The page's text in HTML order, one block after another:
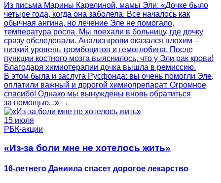
Из письма Марины Карелиной, мамы Эли: «Дочке было
четыре года, когда она заболела. Все началось как
обычная ангина, но лечение Эле не помогало,
температура росла. Мы поехали в больницу, где дочку
сразу обследовали. Анализ крови оказался плохим –
низкий уровень тромбоцитов и гемоглобина. После
пункции костного мозга выяснилось, что у Эли рак крови!
Благодаря химиотерапии дочка вышла в ремиссию.
В этом была и заслуга Русфонда: вы очень помогли Эле,
оплатили важный и дорогой химиопрепарат. Огромное
спасибо! Однако мы вынуждены вновь обратиться
за помощью...» →
15 июля
РБК-акции
«Из-за боли мне не хотелось жить»
16-летнего Даниила спасет дорогое лекарство